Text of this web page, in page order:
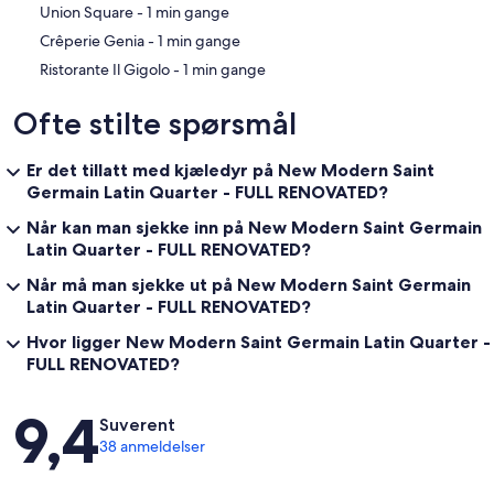
‪Union Square - ‬1 min gange
‪Crêperie Genia - ‬1 min gange
‪Ristorante Il Gigolo - ‬1 min gange
Ofte stilte spørsmål
Er det tillatt med kjæledyr på New Modern Saint
Germain Latin Quarter - FULL RENOVATED?
Når kan man sjekke inn på New Modern Saint Germain
Latin Quarter - FULL RENOVATED?
Når må man sjekke ut på New Modern Saint Germain
Latin Quarter - FULL RENOVATED?
Hvor ligger New Modern Saint Germain Latin Quarter -
FULL RENOVATED?
Anmeldelser
9,4Suverent
38 anmeldelser